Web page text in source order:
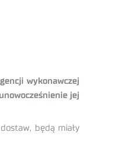
wykonawczej
jej
będą miały